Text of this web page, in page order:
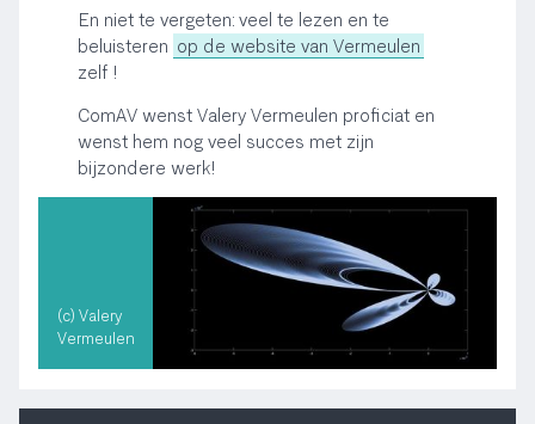
En niet te vergeten: veel te lezen en te
beluisteren op de website van Vermeulen
zelf !
ComAV wenst Valery Vermeulen proficiat en
wenst hem nog veel succes met zijn
bijzondere werk!
(c) Valery
Vermeulen